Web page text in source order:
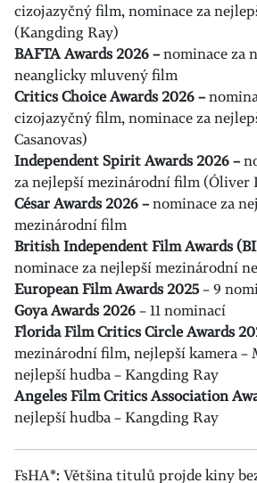
cizojazyčný film, nominace za
(Kangding Ray)
BAFTA Awards 2026 –nominace za
neanglicky mluvený film
Critics Choice Awards 2026 –
cizojazyčný film, nominace za
Casanovas)
Independent Spirit Awards 2026 –
za nejlepší mezinárodní film (Óliver
César Awards 2026 –nominace za
mezinárodní film
British Independent Film Awards
nominace za nejlepší mezinárodní
European Film Awards 2025– 9
Goya Awards 2026– 11 nominací
Florida Film Critics Circle Awards
mezinárodní film, nejlepší kamera –
nejlepší hudba – Kangding Ray
Angeles Film Critics Association
nejlepší hudba – Kangding Ray
FsHA*: Většina titulů projde kiny